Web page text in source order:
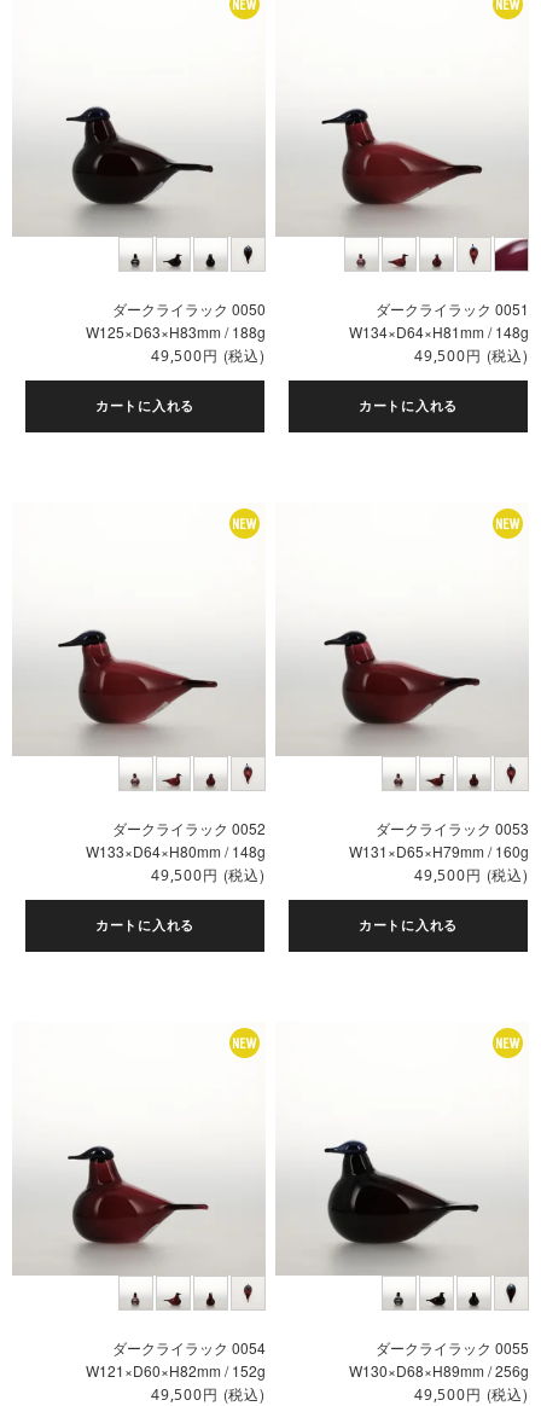
ダークライラック 0050
W125×D63×H83mm / 188g
49,500円 (税込)
カートに入れる
ダークライラック 0051
W134×D64×H81mm / 148g
49,500円 (税込)
カートに入れる
ダークライラック 0052
W133×D64×H80mm / 148g
49,500円 (税込)
カートに入れる
ダークライラック 0053
W131×D65×H79mm / 160g
49,500円 (税込)
カートに入れる
ダークライラック 0054
W121×D60×H82mm / 152g
49,500円 (税込)
ダークライラック 0055
W130×D68×H89mm / 256g
49,500円 (税込)